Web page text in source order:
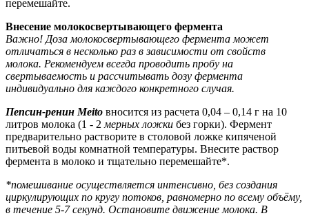
перемешайте.
Внесение молокосвертывающего фермента
Важно! Доза молокосвертывающего фермента может
отличаться в несколько раз в зависимости от свойств
молока. Рекомендуем всегда проводить пробу на
свертываемость и рассчитывать дозу фермента
индивидуально для каждого конкретного случая.
Пепсин-ренин Meito вносится из расчета 0,04 – 0,14 г на 10
литров молока (1 - 2 мерных ложки без горки). Фермент
предварительно растворите в столовой ложке кипяченой
питьевой воды комнатной температуры. Внесите раствор
фермента в молоко и тщательно перемешайте*.
*помешивание осуществляется интенсивно, без создания
циркулирующих по кругу потоков, равномерно по всему объёму,
в течение 5-7 секунд. Остановите движение молока. В